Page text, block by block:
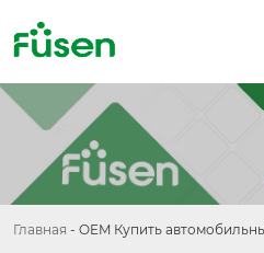
Главная - OEM Купить